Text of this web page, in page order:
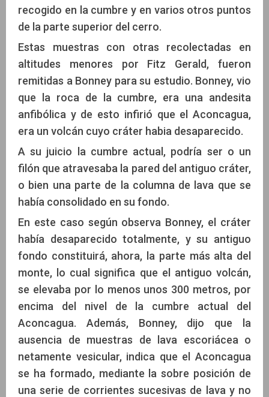
recogido en la cumbre y en varios otros puntos
de la parte superior del cerro.
Estas muestras con otras recolectadas en
altitudes menores por Fitz Gerald, fueron
remitidas a Bonney para su estudio. Bonney, vio
que la roca de la cumbre, era una andesita
anfibólica y de esto infirió que el Aconcagua,
era un volcán cuyo cráter habia desaparecido.
A su juicio la cumbre actual, podría ser o un
filón que atravesaba la pared del antiguo cráter,
o bien una parte de la columna de lava que se
había consolidado en su fondo.
En este caso según observa Bonney, el cráter
había desaparecido totalmente, y su antiguo
fondo constituirá, ahora, la parte más alta del
monte, lo cual significa que el antiguo volcán,
se elevaba por lo menos unos 300 metros, por
encima del nivel de la cumbre actual del
Aconcagua. Además, Bonney, dijo que la
ausencia de muestras de lava escoriácea o
netamente vesicular, indica que el Aconcagua
se ha formado, mediante la sobre posición de
una serie de corrientes sucesivas de lava y no